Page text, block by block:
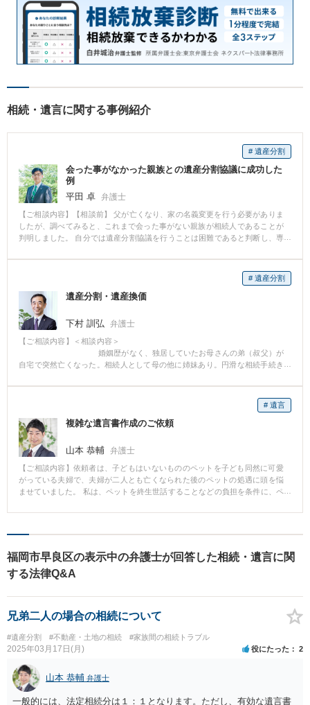
相続・遺言に関する事例紹介
# 遺産分割
会った事がなかった親族との遺産分割協議に成功した
例
平田 卓 弁護士
【ご相談内容】【相談前】 父が亡くなり、家の名義変更を行う必要がありま
したが、調べてみると、これまで会った事がない親族が相続人であることが
判明しました。 自分では遺産分割協議を行うことは困難であると判断し、専
知書を送付してもらい、話し合いを行うことを提案してもらいました。 なか
なか返事が来なかったため、いろいろと調査してもらい、やっと相手にコン
タクトを取ることができましたので、弁護士の先生に相手方に会いに行って
もらいました。 相手方に状況を説明してもらい、こちらの提案に納得しても
らいました。 その後、遺産分割協議書を送付してもらい、無事返送されてき
ましたので、相続登記が完了しました。 〈弁護士からのコメント〉 会った事
もない親族との交渉の場合、相手方は不信感を抱きがちです。 当職からの手
紙も相手方のそうした気持ちに最大限配慮した上で送ったのですが、相手方
は、なかなか決心がつかなかったようでした。 当職が直接会いに行き、丁寧
に事情を説明したところ、信頼していただき、最終的にはこちらの提案に納
# 遺産分割
遺産分割・遺産換価
下村 訓弘 弁護士
【ご相談内容】＜相談内容＞
婚姻歴がなく、独居していたお母さんの弟（叔父）が
自宅で突然亡くなった。相続人として母の他に姉妹あり。円滑な相続手続き
相続人の兄弟姉妹間では、全てを換価して法定相続
割合で遺産分割することで特に争いはなかったが、かなりの資産家で、相続
財産が、預金の他、不動産（マンション）、ゴルフ会員権、株式、投資信託
など多岐にわたったが、他の兄弟姉妹は、その遺産の内容を全く把握してお
らず、部屋に遺された書類を頼りに財産及び負債の把握を慎重に進めた。
遺
産全体が把握できると、遺産目録を作成して、遺産分割協議書を作成。
マン
ションの相続方法で姉妹間に意見の相違もあったが、調整して各資産を適切
に換価することができ。全体として円滑に遺産相続ができた。
# 遺言
複雑な遺言書作成のご依頼
山本 恭輔 弁護士
【ご相談内容】依頼者は、子どもはいないもののペットを子ども同然に可愛
がっている夫婦で、夫婦が二人とも亡くなられた後のペットの処遇に頭を悩
ませていました。 私は、ペットを終生世話することなどの負担を条件に、ペ
の他にも、依頼者の希望を丁寧にヒアリングした結果、遺留分を侵害してし
作成費用が遺産総額に応じて決まることが多く、分かりにくくしかも高額に
なりがちですが、弊事務所の報酬基準により１通22万円（税込）の定額にて
お受けし、とても喜んでいただきました。
福岡市早良区の表示中の弁護士が回答した相続・遺言に関
する法律Q&A
兄弟二人の場合の相続について
#遺産分割 #不動産・土地の相続 #家族間の相続トラブル
2025年03月17日(月) 役にたった 2
山本 恭輔 弁護士
一般的には、法定相続分は１：１となります。ただし、有効な遺言書